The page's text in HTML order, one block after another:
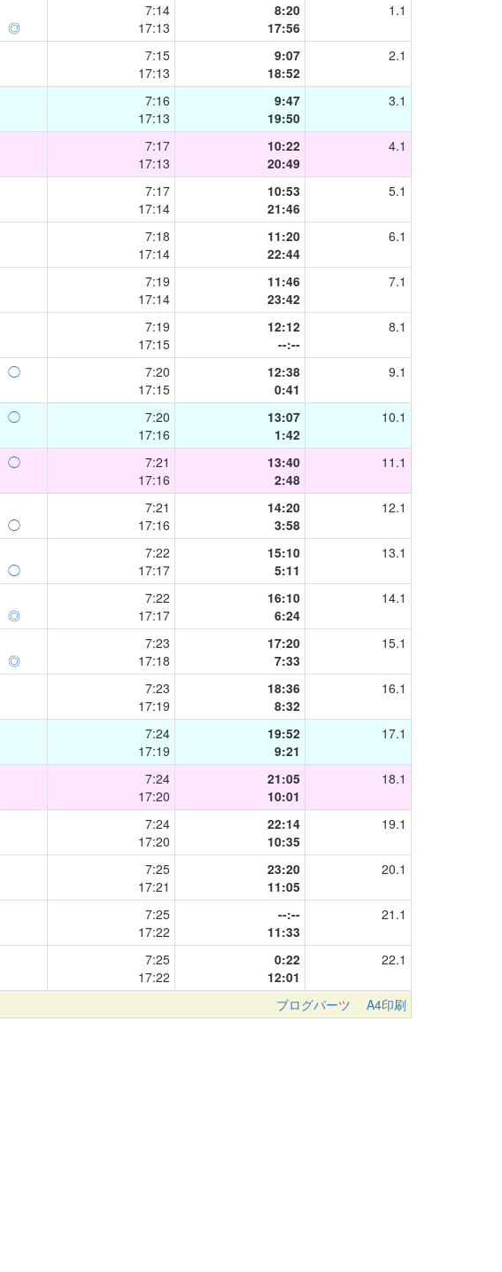
◎
7:14
17:13
8:20
17:56
1.1
7:15
17:13
9:07
18:52
2.1
7:16
17:13
9:47
19:50
3.1
7:17
17:13
10:22
20:49
4.1
7:17
17:14
10:53
21:46
5.1
7:18
17:14
11:20
22:44
6.1
7:19
17:14
11:46
23:42
7.1
7:19
17:15
12:12
--:--
8.1
◯
7:20
17:15
12:38
0:41
9.1
◯
7:20
17:16
13:07
1:42
10.1
◯
7:21
17:16
13:40
2:48
11.1
◯
7:21
17:16
14:20
3:58
12.1
◯
7:22
17:17
15:10
5:11
13.1
◎
7:22
17:17
16:10
6:24
14.1
◎
7:23
17:18
17:20
7:33
15.1
7:23
17:19
18:36
8:32
16.1
7:24
17:19
19:52
9:21
17.1
7:24
17:20
21:05
10:01
18.1
7:24
17:20
22:14
10:35
19.1
7:25
17:21
23:20
11:05
20.1
7:25
17:22
--:--
11:33
21.1
7:25
17:22
0:22
12:01
22.1
ブログパーツ A4印刷